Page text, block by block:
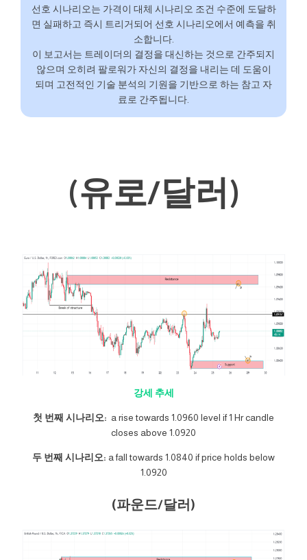
선호 시나리오는 가격이 대체 시나리오 조건 수준에 도달하
면 실패하고 즉시 트리거되어 선호 시나리오에서 예측을 취
소합니다.
이 보고서는 트레이더의 결정을 대신하는 것으로 간주되지
않으며 오히려 팔로워가 자신의 결정을 내리는 데 도움이
되며 고전적인 기술 분석의 기원을 기반으로 하는 참고 자
료로 간주됩니다.
(유로/달러)
강세 추세
첫 번째 시나리오: a rise towards 1.0960 level if 1 Hr candle
closes above 1.0920
두 번째 시나리오: a fall towards 1.0840 if price holds below
1.0920
(파운드/달러)